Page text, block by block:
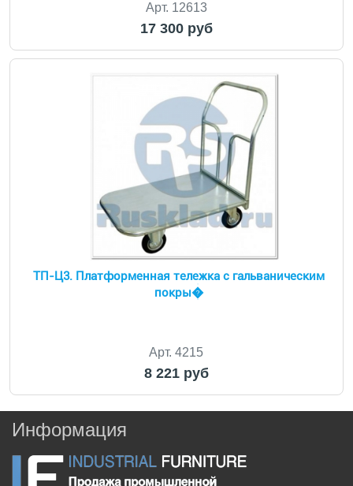
Арт. 12613
17 300 руб
ТП-Ц3. Платформенная тележка с гальваническим
покры�
Арт. 4215
8 221 руб
Информация